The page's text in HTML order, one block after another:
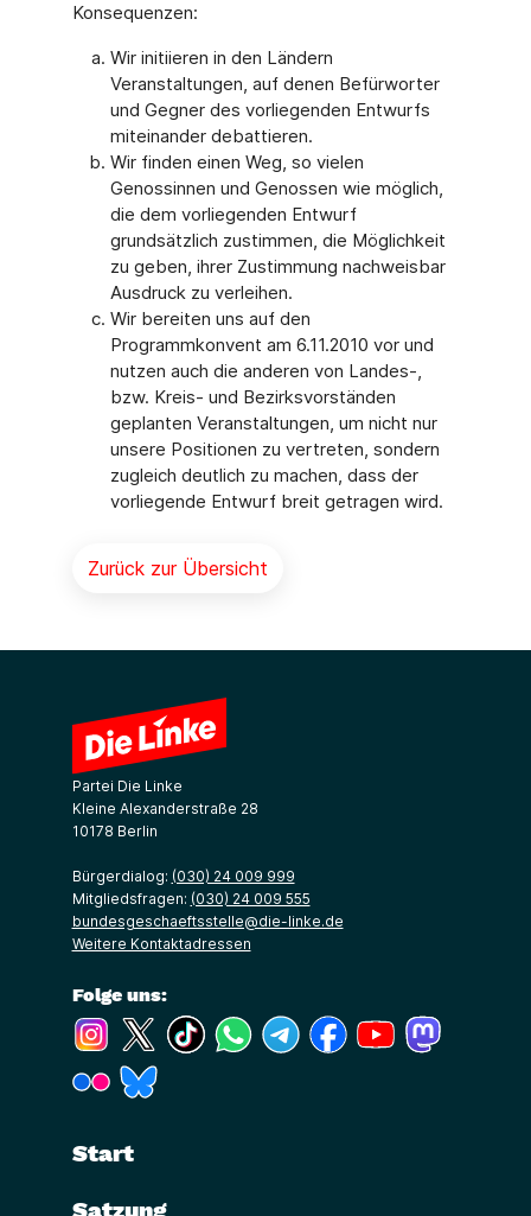
Konsequenzen:
Wir initiieren in den Ländern
Veranstaltungen, auf denen Befürworter
und Gegner des vorliegenden Entwurfs
miteinander debattieren.
Wir finden einen Weg, so vielen
Genossinnen und Genossen wie möglich,
die dem vorliegenden Entwurf
grundsätzlich zustimmen, die Möglichkeit
zu geben, ihrer Zustimmung nachweisbar
Ausdruck zu verleihen.
Wir bereiten uns auf den
Programmkonvent am 6.11.2010 vor und
nutzen auch die anderen von Landes-,
bzw. Kreis- und Bezirksvorständen
geplanten Veranstaltungen, um nicht nur
unsere Positionen zu vertreten, sondern
zugleich deutlich zu machen, dass der
vorliegende Entwurf breit getragen wird.
Zurück zur Übersicht
Partei Die Linke
Kleine Alexanderstraße 28
10178 Berlin
Bürgerdialog: (030) 24 009 999
Mitgliedsfragen: (030) 24 009 555
bundesgeschaeftsstelle@die-linke.de
Weitere Kontaktadressen
Folge uns:
(Link öffnet ein neues Fenster)
(Link öffnet ein neues Fenster)
(Link öffnet ein neues Fenster)
(Link öffnet ein neues Fenster)
(Link öffnet ein neues Fenster)
(Link öffnet ein neues
(Link öffnet ein
(Link öffnet ein neues Fenster)
Start
Satzung